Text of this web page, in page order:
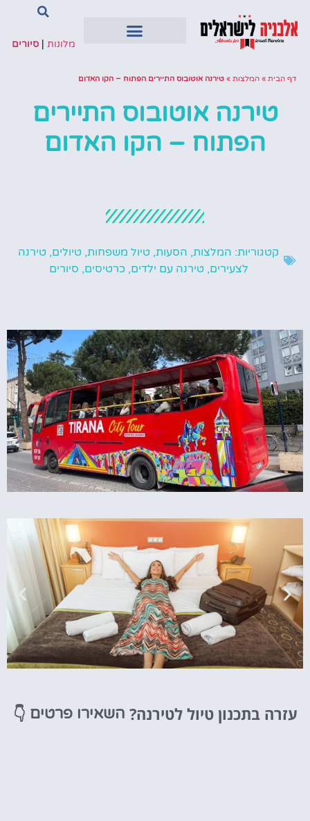
מלונות |סיורים
דף הבית » המלצות » טירנה אוטובוס התיירים הפתוח – הקו האדום
טירנה אוטובוס התיירים
הפתוח – הקו האדום
קטגוריות: המלצות, הסעות, טיול משפחות, טיולים, טירנה
לצעירים, טירנה עם ילדים,כרטיסים, סיורים
מציאת מלון
עזרה בתכנון טיול לטירנה? השאירו פרטים 👇